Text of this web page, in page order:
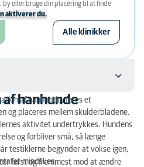
by eller bruge din placering til at finde
aktiverer du.
Alle klinikker
af tæver
hanhunde
af hanhunde, føres et
og placeres mellem skulderbladene.
aktivitet undertrykkes. Hundens
og forbliver små, så længe
testiklerne begynder at vokse igen,
mindskes.
først og fremmest mod at ændre